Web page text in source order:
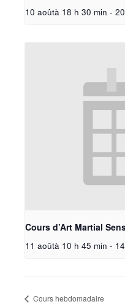
10 aoûtà 18 h 30 min -
Cours d’Art Martial
11 aoûtà 10 h 45 min -
Cours hebdomadaire